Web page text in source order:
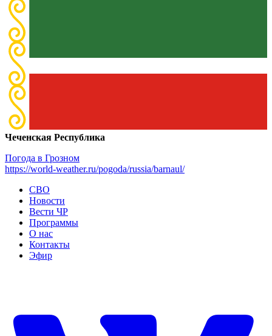
Чеченская Республика
Погода в Грозном
https://world-weather.ru/pogoda/russia/barnaul/
СВО
Новости
Вести ЧР
Программы
О нас
Контакты
Эфир